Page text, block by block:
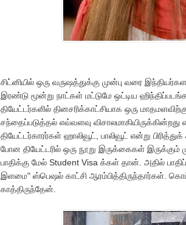
சிட்னியில் ஒரு வருஷத்துக்கு முன்பு வரை
இரண்டு மூன்று நாட்கள் மட்டுமே ஒட்டிய
தியேட்டர்களில் தினசரிக்காட்சியாக ஒரு
சந்தைப்படுத்தல் எவ்வளவு
தியேட்டர்காரர்கள் ஹாலிவூட், பாலிவூட் என்று
போன தியேட்டரில் ஒரு நூறு இருக்கைகள் இருக்கும்
பாதிக்கு மேல் Student Visa க்கள் தான். அதில்
இளமை" ஸ்பெஷல் காட்சி ஆரம்பித்திருந்தார்கள்.
காத்திருந்தேன்.